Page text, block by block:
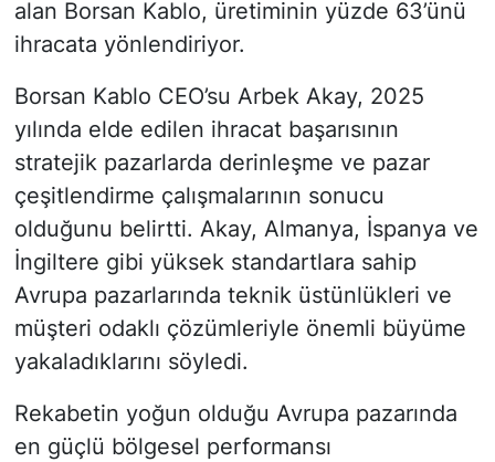
alan Borsan Kablo, üretiminin yüzde 63’ünü
ihracata yönlendiriyor.
Borsan Kablo CEO’su Arbek Akay, 2025
yılında elde edilen ihracat başarısının
stratejik pazarlarda derinleşme ve pazar
çeşitlendirme çalışmalarının sonucu
olduğunu belirtti. Akay, Almanya, İspanya ve
İngiltere gibi yüksek standartlara sahip
Avrupa pazarlarında teknik üstünlükleri ve
müşteri odaklı çözümleriyle önemli büyüme
yakaladıklarını söyledi.
Rekabetin yoğun olduğu Avrupa pazarında
en güçlü bölgesel performansı